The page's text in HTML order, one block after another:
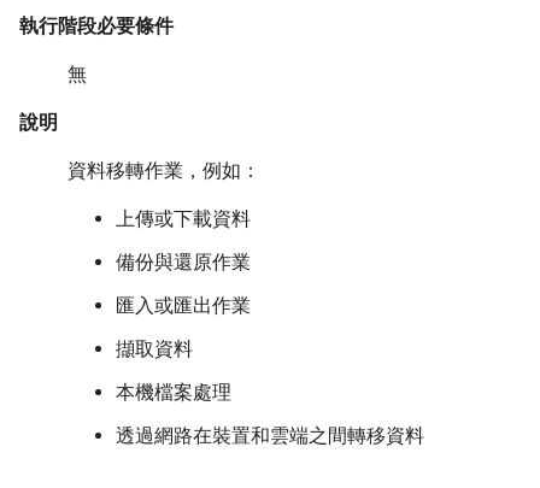
執行階段必要條件
無
說明
資料移轉作業，例如：
上傳或下載資料
備份與還原作業
匯入或匯出作業
擷取資料
本機檔案處理
透過網路在裝置和雲端之間轉移資料